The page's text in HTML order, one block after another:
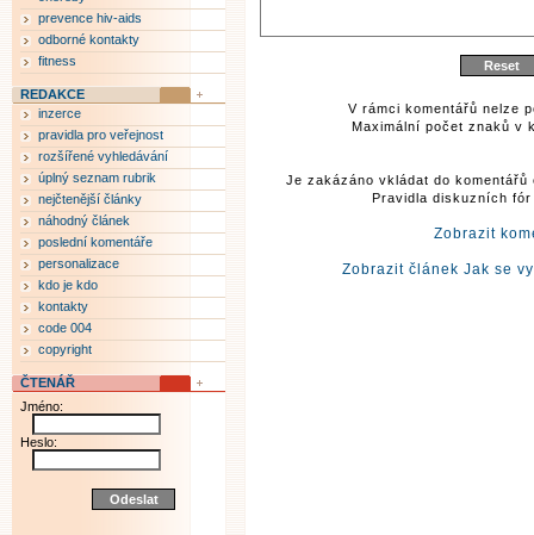
V rámci komentářů nelze
Maximální počet znaků v
Je zakázáno vkládat do
Pravidla diskuzních
Zobrazit
Zobrazit článek Jak se
prevence hiv-aids
odborné kontakty
fitness
REDAKCE
inzerce
pravidla pro veřejnost
rozšířené vyhledávání
úplný seznam rubrik
nejčtenější články
náhodný článek
poslední komentáře
personalizace
kdo je kdo
kontakty
code 004
copyright
ČTENÁŘ
Jméno:
Heslo: